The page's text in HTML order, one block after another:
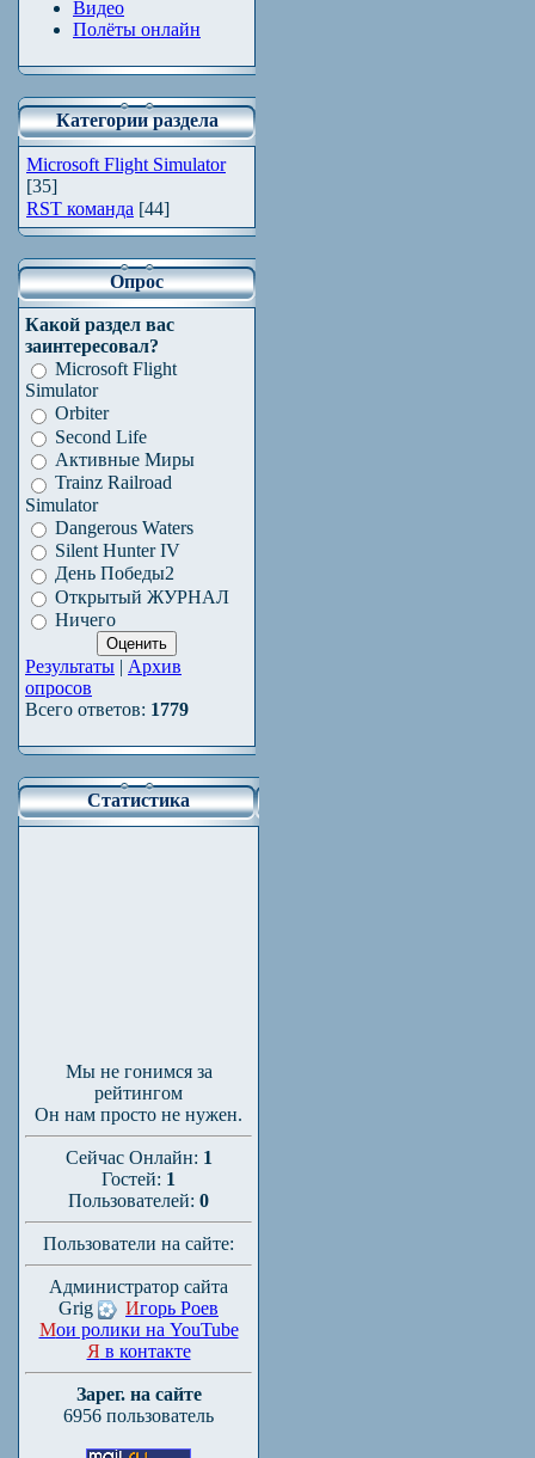
Видео
Полёты онлайн
Категории раздела
Microsoft Flight Simulator
[35]
RST команда [44]
Опрос
Какой раздел вас
заинтересовал?
Microsoft Flight
Simulator
Orbiter
Second Life
Активные Миры
Trainz Railroad
Simulator
Dangerous Waters
Silent Hunter IV
День Победы2
Открытый ЖУРНАЛ
Ничего
Результаты | Архив
опросов
Всего ответов: 1779
Статистика
Мы не гонимся за
рейтингом
Он нам просто не нужен.
Сейчас Онлайн: 1
Гостей: 1
Пользователей: 0
Пользователи на сайте:
Администратор сайта
Grig
Игорь Роев
Мои ролики на YouTube
Я в контакте
Зарег. на сайте
6956 пользователь